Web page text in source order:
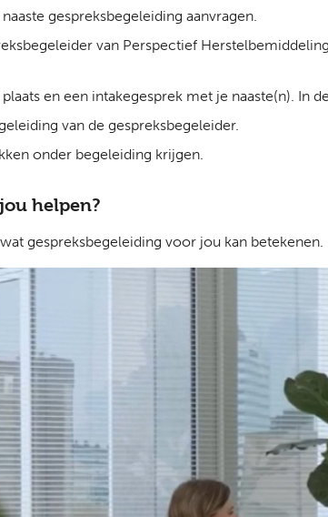
gespreksbegeleiding aanvragen.
van Perspectief
en een intakegesprek met je naaste(n).
van de gespreksbegeleider.
onder begeleiding krijgen.
helpen?
gespreksbegeleiding voor jou kan betekenen.